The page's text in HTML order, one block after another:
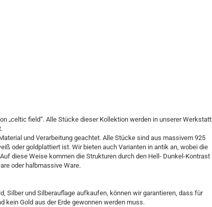
„celtic field“. Alle Stücke dieser Kollektion werden in unserer Werkstatt
und Verarbeitung geachtet. Alle Stücke sind aus massivem 925
oder goldplattiert ist. Wir bieten auch Varianten in antik an, wobei die
diese Weise kommen die Strukturen durch den Hell- Dunkel-Kontrast
oder halbmassive Ware.
Silber und Silberauflage aufkaufen, können wir garantieren, dass für
kein Gold aus der Erde gewonnen werden muss.